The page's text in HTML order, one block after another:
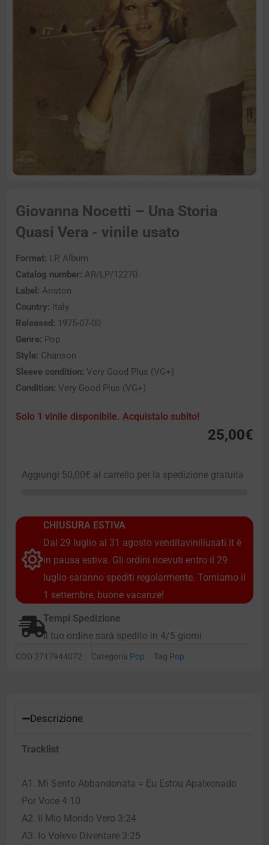
Giovanna Nocetti – Una Storia
Quasi Vera - vinile usato
Format: LP, Album
Catalog number: AR/LP/12270
Label: Ariston
Country: Italy
Released: 1975-07-00
Genre: Pop
Style: Chanson
Sleeve condition: Very Good Plus (VG+)
Condition: Very Good Plus (VG+)
Solo 1 vinile disponibile. Acquistalo subito!
25,00€
Aggiungi 50,00€ al carrello per la spedizione gratuita
CHIUSURA ESTIVA
Dal 29 luglio al 31 agosto venditaviniliusati.it è
in pausa estiva. Gli ordini ricevuti entro il 29
luglio saranno spediti regolarmente. Torniamo il
1 settembre, buone vacanze!
Tempi Spedizione
Il tuo ordine sarà spedito in 4/5 giorni
COD 2717944072 Categoria Pop Tag Pop
Descrizione
Tracklist
A1. Mi Sento Abbandonata = Eu Estou Apaixonado
Por Voce 4:10
A2. Il Mio Mondo Vero 3:24
A3. Io Volevo Diventare 3:25